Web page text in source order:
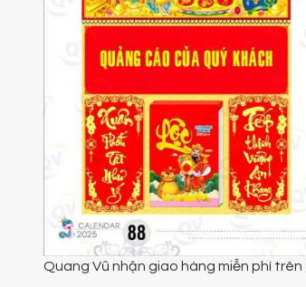
Quang Vũ nhận giao hàng miễn phí